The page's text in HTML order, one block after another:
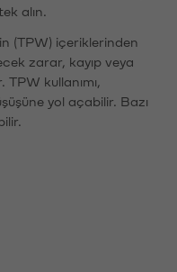
alın.
(TPW) içeriklerinden
zarar, kayıp veya
kullanımı,
yol açabilir. Bazı